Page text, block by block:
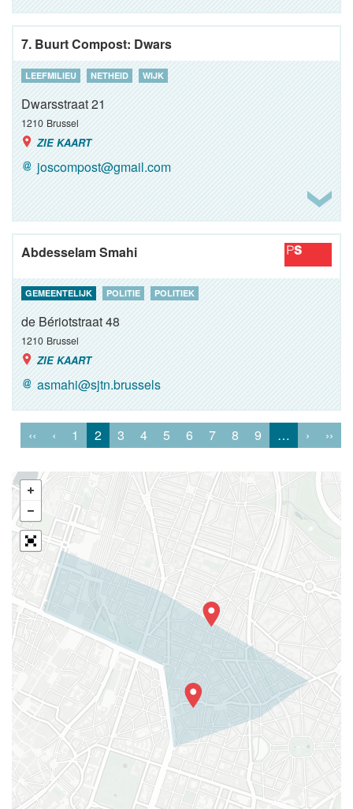
7. Buurt Compost: Dwars
LEEFMILIEU NETHEID WIJK
Dwarsstraat 21
1210 Brussel
ZIE KAART
joscompost@gmail.com
Abdesselam Smahi
GEMEENTELIJK POLITIE POLITIEK
de Bériotstraat 48
1210 Brussel
ZIE KAART
asmahi@sjtn.brussels
‹‹ ‹ 1 2 3 4 5 6 7 8 9 … › ››